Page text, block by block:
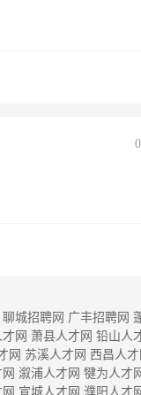
聊城招聘网 广丰招聘网
网 萧县人才网 铅山人
网 苏溪人才网 西昌人才
溆浦人才网 犍为人才
宣城人才网 濮阳人才